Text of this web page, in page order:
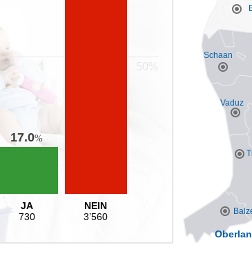
Vaduz
Schaan
17.0%
JA
730
NEIN
3’560